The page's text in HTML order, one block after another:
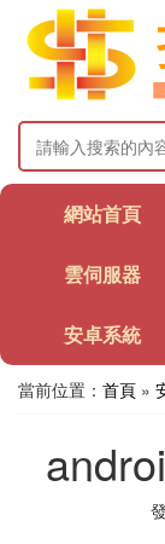
網站首頁
雲伺服器
安卓系統
當前位置： 首頁 »